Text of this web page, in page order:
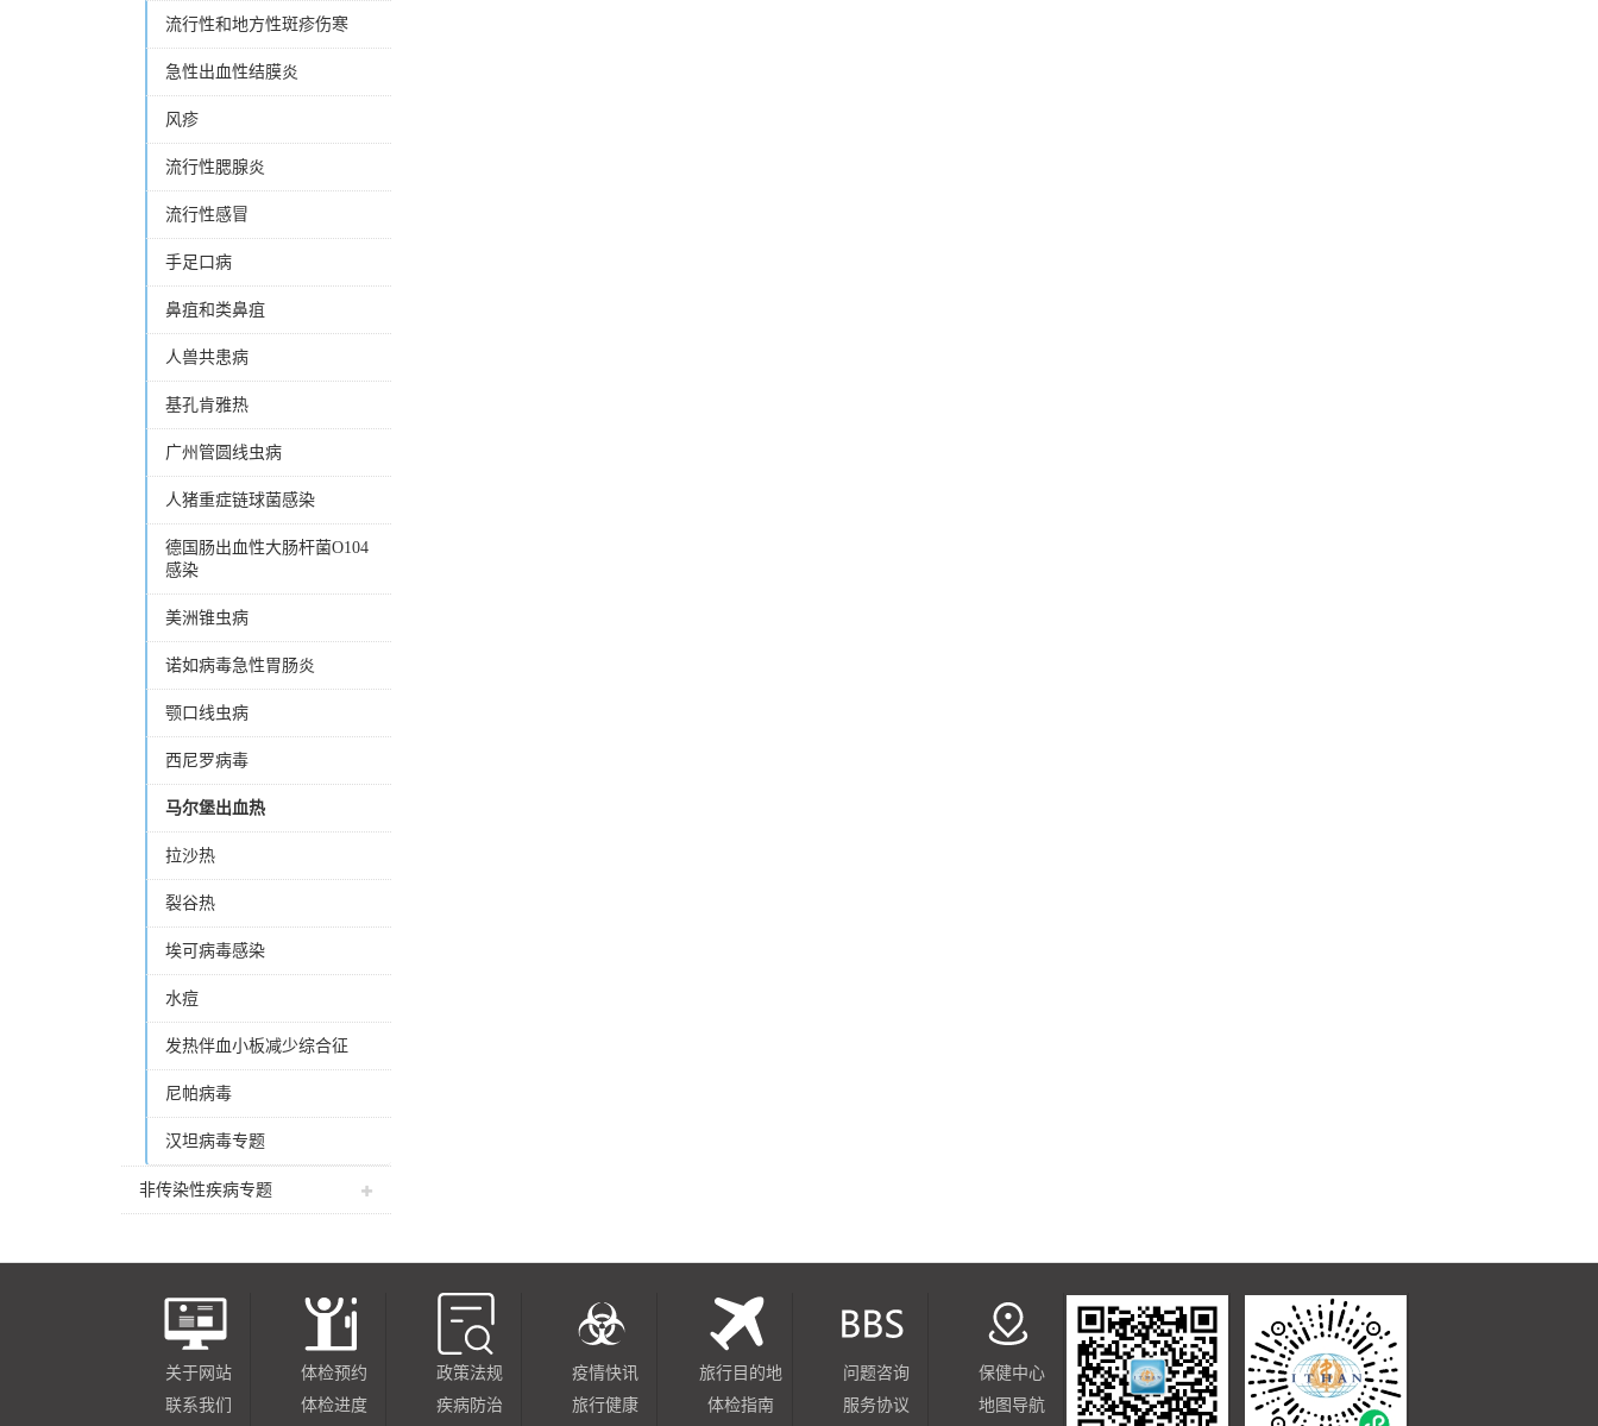
流行性和地方性斑疹伤寒
急性出血性结膜炎
风疹
流行性腮腺炎
流行性感冒
手足口病
鼻疽和类鼻疽
人兽共患病
基孔肯雅热
广州管圆线虫病
人猪重症链球菌感染
德国肠出血性大肠杆菌O104
感染
美洲锥虫病
诺如病毒急性胃肠炎
颚口线虫病
西尼罗病毒
马尔堡出血热
拉沙热
裂谷热
埃可病毒感染
水痘
发热伴血小板减少综合征
尼帕病毒
汉坦病毒专题
非传染性疾病专题
关于网站
联系我们
体检预约
体检进度
政策法规
疾病防治
疫情快讯
旅行健康
旅行目的地
体检指南
问题咨询
服务协议
保健中心
地图导航